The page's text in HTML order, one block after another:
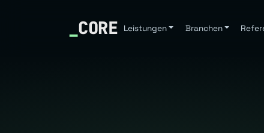
_CORE Leistungen Branchen